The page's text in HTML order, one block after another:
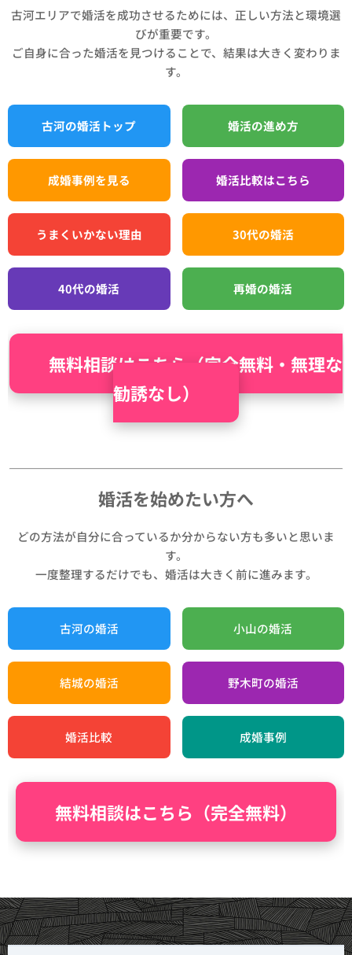
古河エリアで婚活を成功させるためには、正しい方法と環境選
びが重要です。
ご自身に合った婚活を見つけることで、結果は大きく変わりま
す。
古河の婚活トップ 婚活の進め方
成婚事例を見る 婚活比較はこちら
うまくいかない理由 30代の婚活
40代の婚活 再婚の婚活
無料相談はこちら（完全無料・無理な
勧誘なし）
婚活を始めたい方へ
どの方法が自分に合っているか分からない方も多いと思いま
す。
一度整理するだけでも、婚活は大きく前に進みます。
古河の婚活 小山の婚活
結城の婚活 野木町の婚活
婚活比較 成婚事例
無料相談はこちら（完全無料）